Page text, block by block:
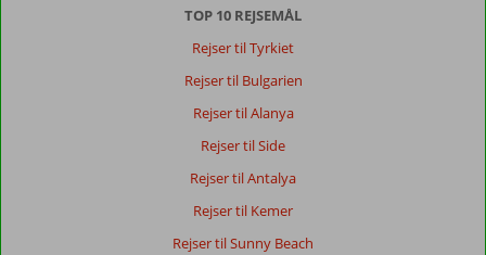
TOP 10 REJSEMÅL
Rejser til Tyrkiet
Rejser til Bulgarien
Rejser til Alanya
Rejser til Side
Rejser til Antalya
Rejser til Kemer
Rejser til Sunny Beach